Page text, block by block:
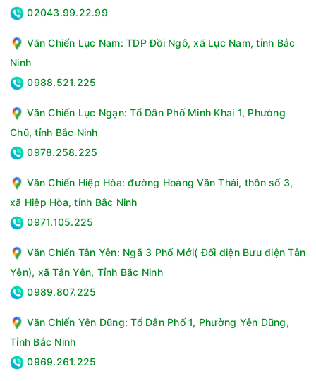
02043.99.22.99
Văn Chiến Lục Nam: TDP Đồi Ngô, xã Lục Nam, tỉnh Bắc
Ninh
0988.521.225
Văn Chiến Lục Ngạn: Tổ Dân Phố Minh Khai 1, Phường
Chũ, tỉnh Bắc Ninh
0978.258.225
Văn Chiến Hiệp Hòa: đường Hoàng Văn Thái, thôn số 3,
xã Hiệp Hòa, tỉnh Bắc Ninh
0971.105.225
Văn Chiến Tân Yên: Ngã 3 Phố Mới( Đối diện Bưu điện Tân
Yên), xã Tân Yên, Tỉnh Bắc Ninh
0989.807.225
Văn Chiến Yên Dũng: Tổ Dân Phố 1, Phường Yên Dũng,
Tỉnh Bắc Ninh
0969.261.225